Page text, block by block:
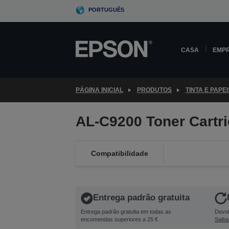
PORTUGUÊS
CASA
PÁGINA INICIAL PRODUTOS TINTA E
AL-C9200 Toner
Compatibilidade
Entrega padrão gratuita
Entrega padrão gratuita em todas as
encomendas superiores a 25 €